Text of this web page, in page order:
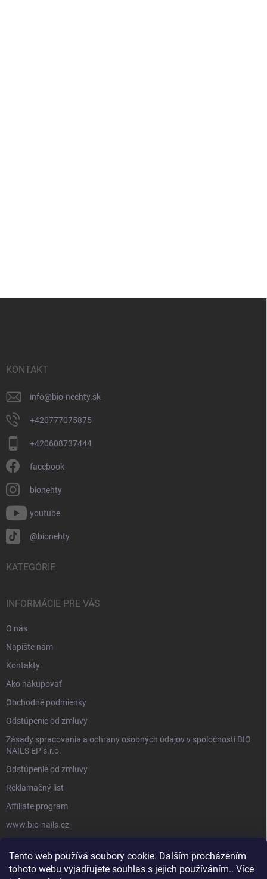
Tento web používá soubory cookie. Dalším procházením
tohoto webu vyjadřujete souhlas s jejich používáním.. Více
KONTAKT
info@bio-nechty.sk
+420777075875
+420608737444
facebook
bionehty
youtube
@bionehty
KATEGÓRIE
INFORMÁCIE PRE VÁS
O nás
Napíšte nám
Kontakty
Ako nakupovať
Obchodné podmienky
Odstúpenie od zmluvy
Zásady spracovania a ochrany osobných údajov v spoločnosti BIO
NAILS EP s.r.o.
Odstúpenie od zmluvy
Reklamačný list
Affiliate program
www.bio-nails.cz
FACEBOOK